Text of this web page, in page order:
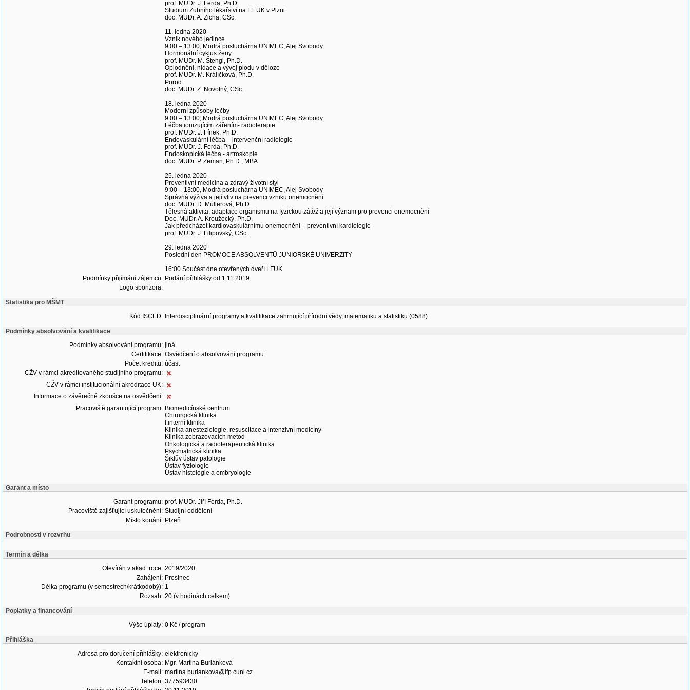
prof. MUDr. J. Ferda, Ph.D.
Studium Zubního lékařství na LF UK v Plzni
doc. MUDr. A. Zicha, CSc.
11. ledna 2020
Vznik nového jedince
9:00 – 13:00, Modrá posluchárna UNIMEC, Alej Svobody
Hormonální cyklus ženy
prof. MUDr. M. Štengl, Ph.D.
Oplodnění, nidace a vývoj plodu v děloze
prof. MUDr. M. Králíčková, Ph.D.
Porod
doc. MUDr. Z. Novotný, CSc.
18. ledna 2020
Moderní způsoby léčby
9:00 – 13:00, Modrá posluchárna UNIMEC, Alej Svobody
Léčba ionizujícím zářením- radioterapie
prof. MUDr. J. Fínek, Ph.D.
Endovaskulární léčba – intervenční radiologie
prof. MUDr. J. Ferda, Ph.D.
Endoskopická léčba - artroskopie
doc. MUDr. P. Zeman, Ph.D., MBA
25. ledna 2020
Preventivní medicína a zdravý životní styl
9:00 – 13:00, Modrá posluchárna UNIMEC, Alej Svobody
Správná výživa a její vliv na prevenci vzniku onemocnění
doc. MUDr. D. Müllerová, Ph.D.
Tělesná aktivita, adaptace organismu na fyzickou zátěž a její význam pro prevenci onemocnění
Doc. MUDr. A. Kroužecký, Ph.D.
Jak předcházet kardiovaskulárnímu onemocnění – preventivní kardiologie
prof. MUDr. J. Filipovský, CSc.
29. ledna 2020
Poslední den PROMOCE ABSOLVENTŮ JUNIORSKÉ UNIVERZITY
16:00 Součást dne otevřených dveří LFUK
Podmínky přijímání zájemců: Podání přihlášky od 1.11.2019
Logo sponzora:
Statistika pro MŠMT
Kód ISCED: Interdisciplinární programy a kvalifikace zahrnující přírodní vědy, matematiku a statistiku (0588)
Podmínky absolvování a kvalifikace
Podmínky absolvování programu: jiná
Certifikace: Osvědčení o absolvování programu
Počet kreditů: účast
CŽV v rámci akreditovaného studijního programu:
CŽV v rámci institucionální akreditace UK:
Informace o závěrečné zkoušce na osvědčení:
Pracoviště garantující program: Biomedicínské centrum
Chirurgická klinika
I.interní klinika
Klinika anesteziologie, resuscitace a intenzivní medicíny
Klinika zobrazovacích metod
Onkologická a radioterapeutická klinika
Psychiatrická klinika
Šiklův ústav patologie
Ústav fyziologie
Ústav histologie a embryologie
Garant a místo
Garant programu: prof. MUDr. Jiří Ferda, Ph.D.
Pracoviště zajišťující uskutečnění: Studijní oddělení
Místo konání: Plzeň
Podrobnosti v rozvrhu
Termín a délka
Otevírán v akad. roce: 2019/2020
Zahájení: Prosinec
Délka programu (v semestrech/krátkodobý): 1
Rozsah: 20 (v hodinách celkem)
Poplatky a financování
Výše úplaty: 0 Kč / program
Přihláška
Adresa pro doručení přihlášky: elektronicky
Kontaktní osoba: Mgr. Martina Buriánková
E-mail: martina.buriankova@lfp.cuni.cz
Telefon: 377593430